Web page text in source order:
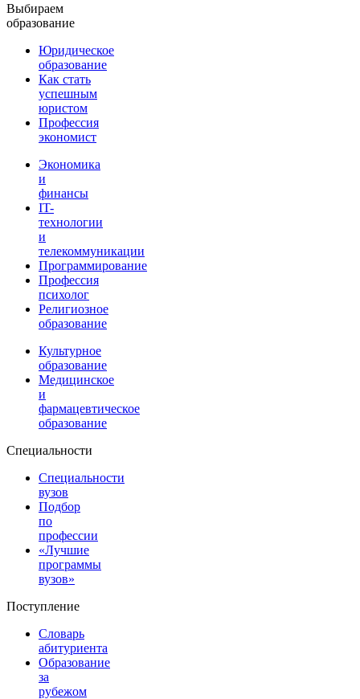
Выбираем
образование
Юридическое
образование
Как стать
успешным
юристом
Профессия
экономист
Экономика
и
финансы
IT-
технологии
и
телекоммуникации
Программирование
Профессия
психолог
Религиозное
образование
Культурное
образование
Медицинское
и
фармацевтическое
образование
Специальности
Специальности
вузов
Подбор
по
профессии
«Лучшие
программы
вузов»
Поступление
Словарь
абитуриента
Образование
за
рубежом